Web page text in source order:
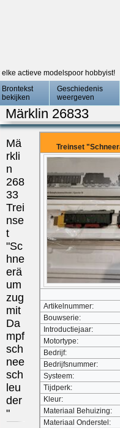
actieve modelspoor hobbyist!
Brontekst
bekijken
Geschiedenis
weergeven
Märklin 26833
Treinset
Artikelnummer:
Bouwserie:
Introductiejaar:
Motortype:
Bedrijf:
Bedrijfsnummer:
Systeem:
Tijdperk:
Kleur:
Materiaal Behuizing:
Materiaal Onderstel:
Mä
rkli
n
268
33
Trei
nse
t
"Sc
hne
erä
um
zug
mit
Da
mpf
sch
nee
sch
leu
der
"